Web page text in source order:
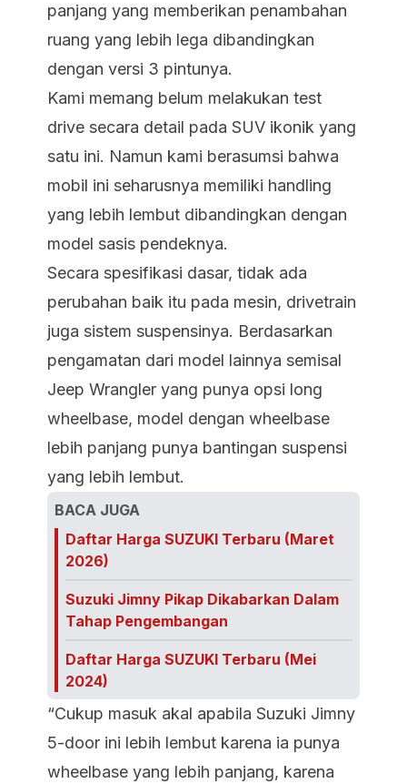
panjang yang memberikan penambahan
ruang yang lebih lega dibandingkan
dengan versi 3 pintunya.
Kami memang belum melakukan test
drive secara detail pada SUV ikonik yang
satu ini. Namun kami berasumsi bahwa
mobil ini seharusnya memiliki handling
yang lebih lembut dibandingkan dengan
model sasis pendeknya.
Secara spesifikasi dasar, tidak ada
perubahan baik itu pada mesin, drivetrain
juga sistem suspensinya. Berdasarkan
pengamatan dari model lainnya semisal
Jeep Wrangler yang punya opsi long
wheelbase, model dengan wheelbase
lebih panjang punya bantingan suspensi
yang lebih lembut.
BACA JUGA
Daftar Harga SUZUKI Terbaru (Maret
2026)
Suzuki Jimny Pikap Dikabarkan Dalam
Tahap Pengembangan
Daftar Harga SUZUKI Terbaru (Mei
2024)
“Cukup masuk akal apabila Suzuki Jimny
5-door ini lebih lembut karena ia punya
wheelbase yang lebih panjang, karena